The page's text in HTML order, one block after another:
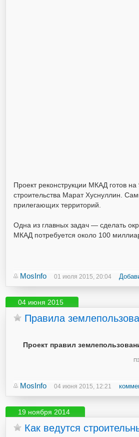
Проект реконструкции МКАД готов
строительства Марат Хуснуллин.
прилегающих территорий.
Одна из главных задач — сделать
МКАД потребуется около 100
MosInfo 01 июля 2015, 20:04
04 июня 2015
Правила
Проект правил
MosInfo 04 июня 2015, 12:21
19 ноября 2014
Как ведутся